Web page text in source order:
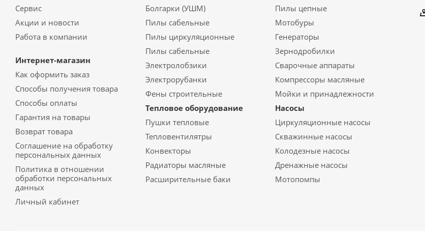
Сервис
Акции и новости
Работа в компании
Интернет-магазин
Как оформить заказ
Способы получения товара
Способы оплаты
Гарантия на товары
Возврат товара
Соглашение на обработку
персональных данных
Политика в отношении
обработки персональных
данных
Личный кабинет
Болгарки (УШМ)
Пилы сабельные
Пилы циркуляционные
Пилы сабельные
Электролобзики
Электрорубанки
Фены строительные
Тепловое оборудование
Пушки тепловые
Тепловентилятры
Конвекторы
Радиаторы масляные
Расширительные баки
Пилы цепные
Мотобуры
Генераторы
Зернодробилки
Сварочные аппараты
Компрессоры масляные
Мойки и принадлежности
Насосы
Циркуляционные насосы
Скважинные насосы
Колодезные насосы
Дренажные насосы
Мотопомпы